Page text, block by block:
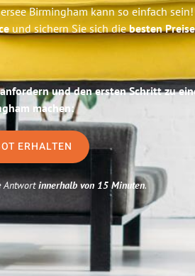
Birmingham kann so einfach
und sichern Sie sich diebesten
und den ersten Schritt zu
machen:
ERHALTEN
Antwortinnerhalb von 15 Minuten.